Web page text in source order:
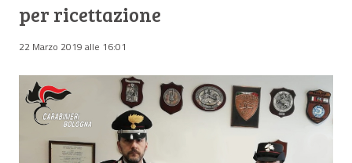
per ricettazione
22 Marzo 2019 alle 16:01